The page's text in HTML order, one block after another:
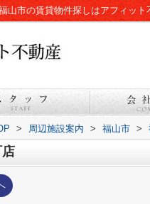
市の賃貸物件探しはアフィット
> 周辺施設案内 > 福山市 >